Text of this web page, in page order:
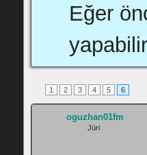
Eğer
1 2 3 4 5 6
oguzhan01fm
Jüri